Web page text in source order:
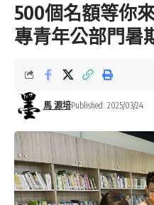
500個名額等你
專青年公部門暑
馬 源培Published: 2025/03/24